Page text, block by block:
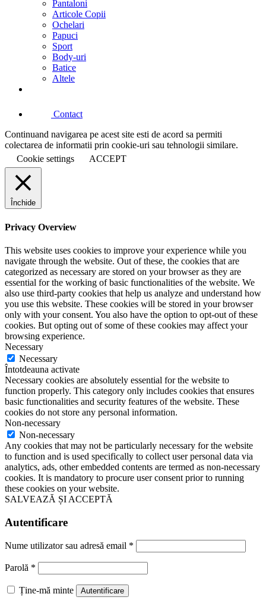
Pantaloni
Articole Copii
Ochelari
Papuci
Sport
Body-uri
Batice
Altele
Contact
Continuand navigarea pe acest site esti de acord sa permiti
colectarea de informatii prin cookie-uri sau tehnologii similare.
Cookie settings
ACCEPT
Închide
Privacy Overview
This website uses cookies to improve your experience while you
navigate through the website. Out of these, the cookies that are
categorized as necessary are stored on your browser as they are
essential for the working of basic functionalities of the website. We
also use third-party cookies that help us analyze and understand how
you use this website. These cookies will be stored in your browser
only with your consent. You also have the option to opt-out of these
cookies. But opting out of some of these cookies may affect your
browsing experience.
Necessary
Necessary
Întotdeauna activate
Necessary cookies are absolutely essential for the website to
function properly. This category only includes cookies that ensures
basic functionalities and security features of the website. These
cookies do not store any personal information.
Non-necessary
Non-necessary
Any cookies that may not be particularly necessary for the website
to function and is used specifically to collect user personal data via
analytics, ads, other embedded contents are termed as non-necessary
cookies. It is mandatory to procure user consent prior to running
these cookies on your website.
SALVEAZĂ ȘI ACCEPTĂ
Autentificare
Nume utilizator sau adresă email *
Parolă *
Ține-mă minte Autentificare